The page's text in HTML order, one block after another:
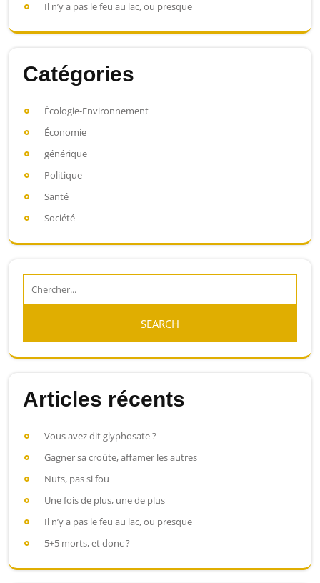
Il n’y a pas le feu au lac, ou presque
Catégories
Écologie-Environnement
Économie
générique
Politique
Santé
Société
Articles récents
Vous avez dit glyphosate ?
Gagner sa croûte, affamer les autres
Nuts, pas si fou
Une fois de plus, une de plus
Il n’y a pas le feu au lac, ou presque
5+5 morts, et donc ?